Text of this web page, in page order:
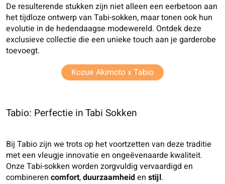
De resulterende stukken zijn niet alleen een eerbetoon aan
het tijdloze ontwerp van Tabi-sokken, maar tonen ook hun
evolutie in de hedendaagse modewereld. Ontdek deze
exclusieve collectie die een unieke touch aan je garderobe
toevoegt.
Kozue Akimoto x Tabio
Tabio: Perfectie in Tabi Sokken
Bij Tabio zijn we trots op het voortzetten van deze traditie
met een vleugje innovatie en ongeëvenaarde kwaliteit.
Onze Tabi-sokken worden zorgvuldig vervaardigd en
combineren comfort,duurzaamheiden stijl.